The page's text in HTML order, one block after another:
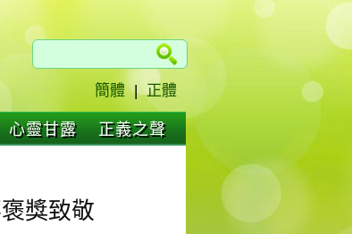
簡體 | 正體
心靈甘露 正義之聲
獎致敬